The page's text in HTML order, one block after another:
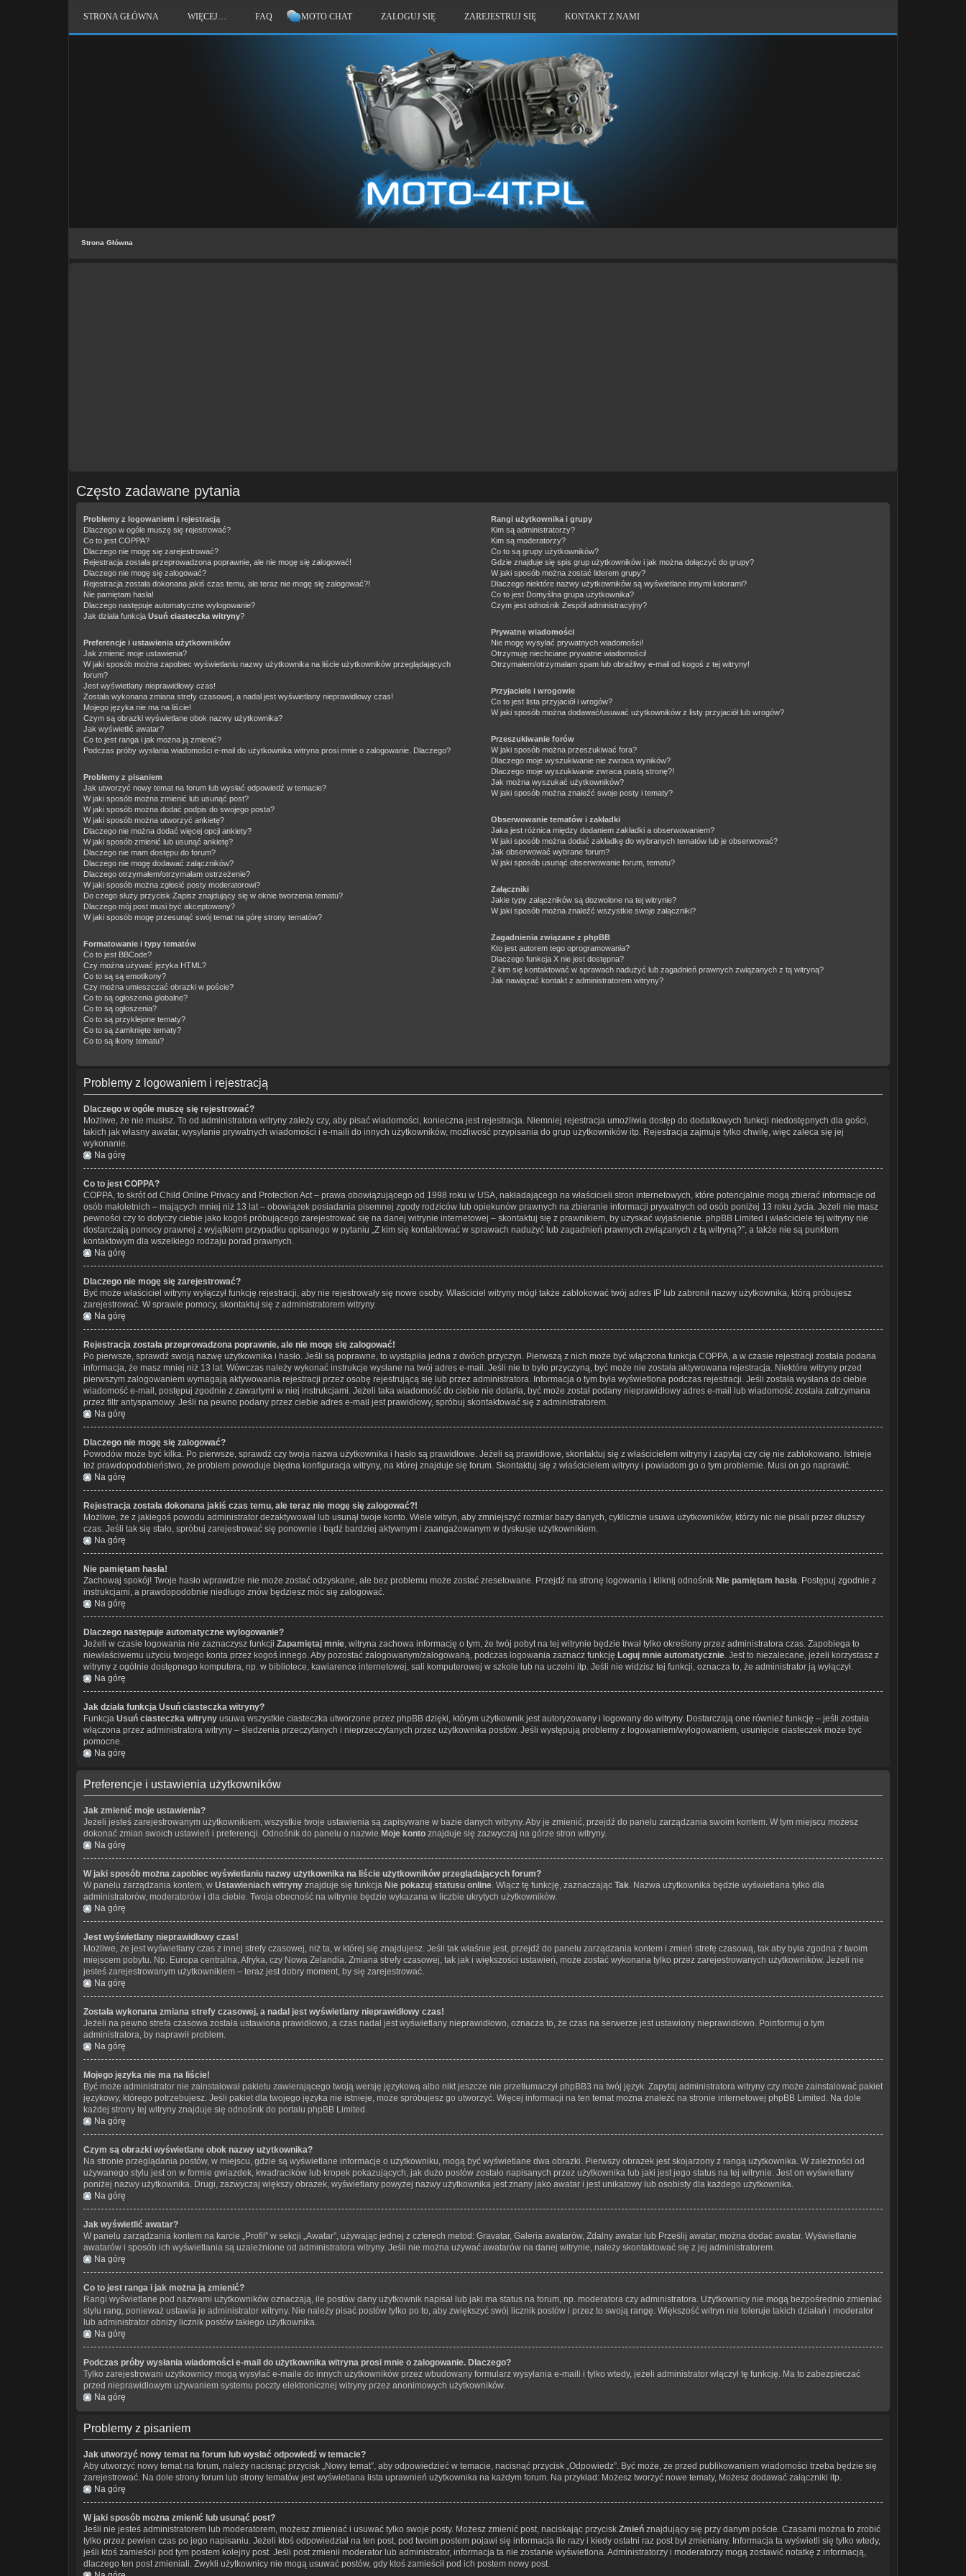
STRONA GŁÓWNA WIĘCEJ… FAQ MOTO CHAT ZALOGUJ SIĘ ZAREJESTRUJ SIĘ KONTAKT Z NAMI
Strona Główna
Często zadawane pytania
Problemy z logowaniem i rejestracją
Dlaczego w ogóle muszę się rejestrować?
Co to jest COPPA?
Dlaczego nie mogę się zarejestrować?
Rejestracja została przeprowadzona poprawnie, ale nie mogę się zalogować!
Dlaczego nie mogę się zalogować?
Rejestracja została dokonana jakiś czas temu, ale teraz nie mogę się zalogować?!
Nie pamiętam hasła!
Dlaczego następuje automatyczne wylogowanie?
Jak działa funkcja Usuń ciasteczka witryny?
Preferencje i ustawienia użytkowników
Jak zmienić moje ustawienia?
W jaki sposób można zapobiec wyświetlaniu nazwy użytkownika na liście użytkowników przeglądających
forum?
Jest wyświetlany nieprawidłowy czas!
Została wykonana zmiana strefy czasowej, a nadal jest wyświetlany nieprawidłowy czas!
Mojego języka nie ma na liście!
Czym są obrazki wyświetlane obok nazwy użytkownika?
Jak wyświetlić awatar?
Co to jest ranga i jak można ją zmienić?
Podczas próby wysłania wiadomości e-mail do użytkownika witryna prosi mnie o zalogowanie. Dlaczego?
Problemy z pisaniem
Jak utworzyć nowy temat na forum lub wysłać odpowiedź w temacie?
W jaki sposób można zmienić lub usunąć post?
W jaki sposób można dodać podpis do swojego posta?
W jaki sposób można utworzyć ankietę?
Dlaczego nie można dodać więcej opcji ankiety?
W jaki sposób zmienić lub usunąć ankietę?
Dlaczego nie mam dostępu do forum?
Dlaczego nie mogę dodawać załączników?
Dlaczego otrzymałem/otrzymałam ostrzeżenie?
W jaki sposób można zgłosić posty moderatorowi?
Do czego służy przycisk Zapisz znajdujący się w oknie tworzenia tematu?
Dlaczego mój post musi być akceptowany?
W jaki sposób mogę przesunąć swój temat na górę strony tematów?
Formatowanie i typy tematów
Co to jest BBCode?
Czy można używać języka HTML?
Co to są są emotikony?
Czy można umieszczać obrazki w poście?
Co to są ogłoszenia globalne?
Co to są ogłoszenia?
Co to są przyklejone tematy?
Co to są zamknięte tematy?
Co to są ikony tematu?
Rangi użytkownika i grupy
Kim są administratorzy?
Kim są moderatorzy?
Co to są grupy użytkowników?
Gdzie znajduje się spis grup użytkowników i jak można dołączyć do grupy?
W jaki sposób można zostać liderem grupy?
Dlaczego niektóre nazwy użytkowników są wyświetlane innymi kolorami?
Co to jest Domyślna grupa użytkownika?
Czym jest odnośnikZespół administracyjny?
Prywatne wiadomości
Nie mogę wysyłać prywatnych wiadomości!
Otrzymuję niechciane prywatne wiadomości!
Otrzymałem/otrzymałam spam lub obraźliwy e-mail od kogoś z tej witryny!
Przyjaciele i wrogowie
Co to jest lista przyjaciół i wrogów?
W jaki sposób można dodawać/usuwać użytkowników z listy przyjaciół lub wrogów?
Przeszukiwanie forów
W jaki sposób można przeszukiwać fora?
Dlaczego moje wyszukiwanie nie zwraca wyników?
Dlaczego moje wyszukiwanie zwraca pustą stronę?!
Jak można wyszukać użytkowników?
W jaki sposób można znaleźć swoje posty i tematy?
Obserwowanie tematów i zakładki
Jaka jest różnica między dodaniem zakładki a obserwowaniem?
W jaki sposób można dodać zakładkę do wybranych tematów lub je obserwować?
Jak obserwować wybrane forum?
W jaki sposób usunąć obserwowanie forum, tematu?
Załączniki
Jakie typy załączników są dozwolone na tej witrynie?
W jaki sposób można znaleźć wszystkie swoje załączniki?
Zagadnienia związane z phpBB
Kto jest autorem tego oprogramowania?
Dlaczego funkcja X nie jest dostępna?
Z kim się kontaktować w sprawach nadużyć lub zagadnień prawnych związanych z tą witryną?
Jak nawiązać kontakt z administratorem witryny?
Problemy z logowaniem i rejestracją
Dlaczego w ogóle muszę się rejestrować?
Możliwe, że nie musisz. To od administratora witryny zależy czy, aby pisać wiadomości, konieczna jest rejestracja. Niemniej rejestracja umożliwia dostęp do dodatkowych funkcji niedostępnych dla gości,
takich jak własny awatar, wysyłanie prywatnych wiadomości i e-maili do innych użytkowników, możliwość przypisania do grup użytkowników itp. Rejestracja zajmuje tylko chwilę, więc zaleca się jej
wykonanie.
Na górę
Co to jest COPPA?
COPPA, to skrót od Child Online Privacy and Protection Act – prawa obowiązującego od 1998 roku w USA, nakładającego na właścicieli stron internetowych, które potencjalnie mogą zbierać informacje od
osób małoletnich – mających mniej niż 13 lat – obowiązek posiadania pisemnej zgody rodziców lub opiekunów prawnych na zbieranie informacji prywatnych od osób poniżej 13 roku życia. Jeżeli nie masz
pewności czy to dotyczy ciebie jako kogoś próbującego zarejestrować się na danej witrynie internetowej – skontaktuj się z prawnikiem, by uzyskać wyjaśnienie. phpBB Limited i właściciele tej witryny nie
dostarczają pomocy prawnej z wyjątkiem przypadku opisanego w pytaniu „Z kim się kontaktować w sprawach nadużyć lub zagadnień prawnych związanych z tą witryną?”, a także nie są punktem
kontaktowym dla wszelkiego rodzaju porad prawnych.
Na górę
Dlaczego nie mogę się zarejestrować?
Być może właściciel witryny wyłączył funkcję rejestracji, aby nie rejestrowały się nowe osoby. Właściciel witryny mógł także zablokować twój adres IP lub zabronił nazwy użytkownika, którą próbujesz
zarejestrować. W sprawie pomocy, skontaktuj się z administratorem witryny.
Na górę
Rejestracja została przeprowadzona poprawnie, ale nie mogę się zalogować!
Po pierwsze, sprawdź swoją nazwę użytkownika i hasło. Jeśli są poprawne, to wystąpiła jedna z dwóch przyczyn. Pierwszą z nich może być włączona funkcja COPPA, a w czasie rejestracji została podana
informacja, że masz mniej niż 13 lat. Wówczas należy wykonać instrukcje wysłane na twój adres e-mail. Jeśli nie to było przyczyną, być może nie została aktywowana rejestracja. Niektóre witryny przed
pierwszym zalogowaniem wymagają aktywowania rejestracji przez osobę rejestrującą się lub przez administratora. Informacja o tym była wyświetlona podczas rejestracji. Jeśli została wysłana do ciebie
wiadomość e-mail, postępuj zgodnie z zawartymi w niej instrukcjami. Jeżeli taka wiadomość do ciebie nie dotarła, być może został podany nieprawidłowy adres e-mail lub wiadomość została zatrzymana
przez filtr antyspamowy. Jeśli na pewno podany przez ciebie adres e-mail jest prawidłowy, spróbuj skontaktować się z administratorem.
Na górę
Dlaczego nie mogę się zalogować?
Powodów może być kilka. Po pierwsze, sprawdź czy twoja nazwa użytkownika i hasło są prawidłowe. Jeżeli są prawidłowe, skontaktuj się z właścicielem witryny i zapytaj czy cię nie zablokowano. Istnieje
też prawdopodobieństwo, że problem powoduje błędna konfiguracja witryny, na której znajduje się forum. Skontaktuj się z właścicielem witryny i powiadom go o tym problemie. Musi on go naprawić.
Na górę
Rejestracja została dokonana jakiś czas temu, ale teraz nie mogę się zalogować?!
Możliwe, że z jakiegoś powodu administrator dezaktywował lub usunął twoje konto. Wiele witryn, aby zmniejszyć rozmiar bazy danych, cyklicznie usuwa użytkowników, którzy nic nie pisali przez dłuższy
czas. Jeśli tak się stało, spróbuj zarejestrować się ponownie i bądź bardziej aktywnym i zaangażowanym w dyskusje użytkownikiem.
Na górę
Nie pamiętam hasła!
Zachowaj spokój! Twoje hasło wprawdzie nie może zostać odzyskane, ale bez problemu może zostać zresetowane. Przejdź na stronę logowania i kliknij odnośnik Nie pamiętam hasła. Postępuj zgodnie z
instrukcjami, a prawdopodobnie niedługo znów będziesz móc się zalogować.
Na górę
Dlaczego następuje automatyczne wylogowanie?
Jeżeli w czasie logowania nie zaznaczysz funkcji Zapamiętaj mnie, witryna zachowa informację o tym, że twój pobyt na tej witrynie będzie trwał tylko określony przez administratora czas. Zapobiega to
niewłaściwemu użyciu twojego konta przez kogoś innego. Aby pozostać zalogowanym/zalogowaną, podczas logowania zaznacz funkcję Loguj mnie automatycznie. Jest to niezalecane, jeżeli korzystasz z
witryny z ogólnie dostępnego komputera, np. w bibliotece, kawiarence internetowej, sali komputerowej w szkole lub na uczelni itp. Jeśli nie widzisz tej funkcji, oznacza to, że administrator ją wyłączył.
Na górę
Jak działa funkcja Usuń ciasteczka witryny?
Funkcja Usuń ciasteczka witryny usuwa wszystkie ciasteczka utworzone przez phpBB dzięki, którym użytkownik jest autoryzowany i logowany do witryny. Dostarczają one również funkcję – jeśli została
włączona przez administratora witryny – śledzenia przeczytanych i nieprzeczytanych przez użytkownika postów. Jeśli występują problemy z logowaniem/wylogowaniem, usunięcie ciasteczek może być
pomocne.
Na górę
Preferencje i ustawienia użytkowników
Jak zmienić moje ustawienia?
Jeżeli jesteś zarejestrowanym użytkownikiem, wszystkie twoje ustawienia są zapisywane w bazie danych witryny. Aby je zmienić, przejdź do panelu zarządzania swoim kontem. W tym miejscu możesz
dokonać zmian swoich ustawień i preferencji. Odnośnik do panelu o nazwie Moje konto znajduje się zazwyczaj na górze stron witryny.
Na górę
W jaki sposób można zapobiec wyświetlaniu nazwy użytkownika na liście użytkowników przeglądających forum?
W panelu zarządzania kontem, w Ustawieniach witryny znajduje się funkcja Nie pokazuj statusu online. Włącz tę funkcję, zaznaczając Tak. Nazwa użytkownika będzie wyświetlana tylko dla
administratorów, moderatorów i dla ciebie. Twoja obecność na witrynie będzie wykazana w liczbie ukrytych użytkowników.
Na górę
Jest wyświetlany nieprawidłowy czas!
Możliwe, że jest wyświetlany czas z innej strefy czasowej, niż ta, w której się znajdujesz. Jeśli tak właśnie jest, przejdź do panelu zarządzania kontem i zmień strefę czasową, tak aby była zgodna z twoim
miejscem pobytu. Np. Europa centralna, Afryka, czy Nowa Zelandia. Zmiana strefy czasowej, tak jak i większości ustawień, może zostać wykonana tylko przez zarejestrowanych użytkowników. Jeżeli nie
jesteś zarejestrowanym użytkownikiem – teraz jest dobry moment, by się zarejestrować.
Na górę
Została wykonana zmiana strefy czasowej, a nadal jest wyświetlany nieprawidłowy czas!
Jeżeli na pewno strefa czasowa została ustawiona prawidłowo, a czas nadal jest wyświetlany nieprawidłowo, oznacza to, że czas na serwerze jest ustawiony nieprawidłowo. Poinformuj o tym
administratora, by naprawił problem.
Na górę
Mojego języka nie ma na liście!
Być może administrator nie zainstalował pakietu zawierającego twoją wersję językową albo nikt jeszcze nie przetłumaczył phpBB3 na twój język. Zapytaj administratora witryny czy może zainstalować pakiet
językowy, którego potrzebujesz. Jeśli pakiet dla twojego języka nie istnieje, może spróbujesz go utworzyć. Więcej informacji na ten temat można znaleźć na stronie internetowej phpBB Limited. Na dole
każdej strony tej witryny znajduje się odnośnik do portalu phpBB Limited.
Na górę
Czym są obrazki wyświetlane obok nazwy użytkownika?
Na stronie przeglądania postów, w miejscu, gdzie są wyświetlane informacje o użytkowniku, mogą być wyświetlane dwa obrazki. Pierwszy obrazek jest skojarzony z rangą użytkownika. W zależności od
używanego stylu jest on w formie gwiazdek, kwadracików lub kropek pokazujących, jak dużo postów zostało napisanych przez użytkownika lub jaki jest jego status na tej witrynie. Jest on wyświetlany
poniżej nazwy użytkownika. Drugi, zazwyczaj większy obrazek, wyświetlany powyżej nazwy użytkownika jest znany jako awatar i jest unikatowy lub osobisty dla każdego użytkownika.
Na górę
Jak wyświetlić awatar?
W panelu zarządzania kontem na karcie „Profil” w sekcji „Awatar”, używając jednej z czterech metod: Gravatar, Galeria awatarów, Zdalny awatar lub Prześlij awatar, można dodać awatar. Wyświetlanie
awatarów i sposób ich wyświetlania są uzależnione od administratora witryny. Jeśli nie można używać awatarów na danej witrynie, należy skontaktować się z jej administratorem.
Na górę
Co to jest ranga i jak można ją zmienić?
Rangi wyświetlane pod nazwami użytkowników oznaczają, ile postów dany użytkownik napisał lub jaki ma status na forum, np. moderatora czy administratora. Użytkownicy nie mogą bezpośrednio zmieniać
stylu rang, ponieważ ustawia je administrator witryny. Nie należy pisać postów tylko po to, aby zwiększyć swój licznik postów i przez to swoją rangę. Większość witryn nie toleruje takich działań i moderator
lub administrator obniży licznik postów takiego użytkownika.
Na górę
Podczas próby wysłania wiadomości e-mail do użytkownika witryna prosi mnie o zalogowanie. Dlaczego?
Tylko zarejestrowani użytkownicy mogą wysyłać e-maile do innych użytkowników przez wbudowany formularz wysyłania e-maili i tylko wtedy, jeżeli administrator włączył tę funkcję. Ma to zabezpieczać
przed nieprawidłowym używaniem systemu poczty elektronicznej witryny przez anonimowych użytkowników.
Na górę
Problemy z pisaniem
Jak utworzyć nowy temat na forum lub wysłać odpowiedź w temacie?
Aby utworzyć nowy temat na forum, należy nacisnąć przycisk „Nowy temat”, aby odpowiedzieć w temacie, nacisnąć przycisk „Odpowiedz”. Być może, że przed publikowaniem wiadomości trzeba będzie się
zarejestrować. Na dole strony forum lub strony tematów jest wyświetlana lista uprawnień użytkownika na każdym forum. Na przykład: Możesz tworzyć nowe tematy, Możesz dodawać załączniki itp.
Na górę
W jaki sposób można zmienić lub usunąć post?
Jeśli nie jesteś administratorem lub moderatorem, możesz zmieniać i usuwać tylko swoje posty. Możesz zmienić post, naciskając przycisk Zmień znajdujący się przy danym poście. Czasami można to zrobić
tylko przez pewien czas po jego napisaniu. Jeżeli ktoś odpowiedział na ten post, pod twoim postem pojawi się informacja ile razy i kiedy ostatni raz post był zmieniany. Informacja ta wyświetli się tylko wtedy,
jeśli ktoś zamieścił pod tym postem kolejny post. Jeśli post zmienił moderator lub administrator, informacja ta nie zostanie wyświetlona. Administratorzy i moderatorzy mogą zostawić notatkę z informacją,
dlaczego ten post zmieniali. Zwykli użytkownicy nie mogą usuwać postów, gdy ktoś zamieścił pod ich postem nowy post.